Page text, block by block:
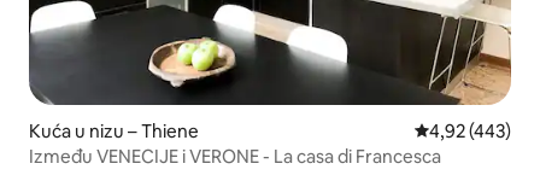
Kuća u nizu – Thiene Prosječna
4,92 (443)
Između VENECIJE i VERONE - La casa di Francesca